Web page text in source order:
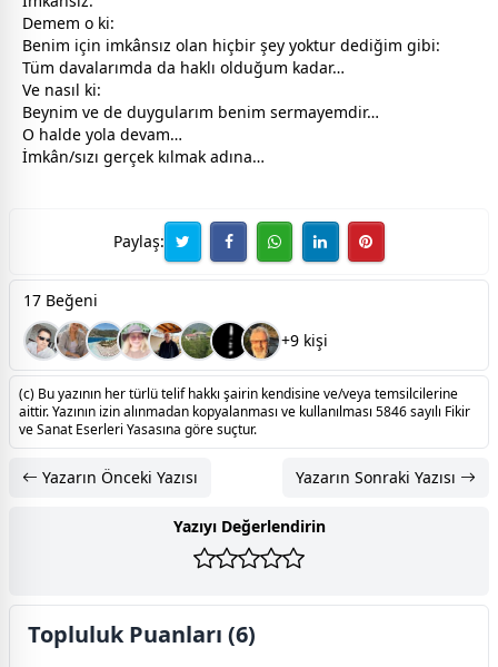
Demem o ki:
Benim için imkânsız olan hiçbir şey yoktur dediğim gibi:
Tüm davalarımda da haklı olduğum kadar…
Ve nasıl ki:
Beynim ve de duygularım benim sermayemdir…
O halde yola devam…
İmkân/sızı gerçek kılmak adına…
Paylaş:
17 Beğeni
+9 kişi
(c) Bu yazının her türlü telif hakkı şairin kendisine ve/veya temsilcilerine
aittir. Yazının izin alınmadan kopyalanması ve kullanılması 5846 sayılı Fikir
ve Sanat Eserleri Yasasına göre suçtur.
Yazarın Önceki Yazısı Yazarın Sonraki Yazısı
Yazıyı Değerlendirin
Topluluk Puanları (6)